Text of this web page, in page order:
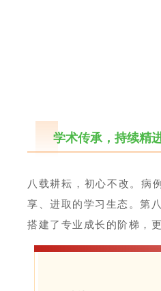
学术传承，持续精
八载耕耘，初心不改。病
享、进取的学习生态。第
搭建了专业成长的阶梯，